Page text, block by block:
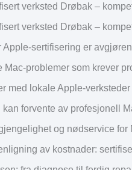
verksted Drøbak –
verksted Drøbak –
Apple-sertifisering er
Mac-problemer som krever
med lokale Apple-
kan forvente av profesjonell
og nødservice for
av kostnader: